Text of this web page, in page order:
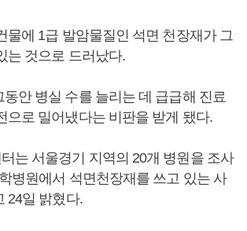
물에 1급 발암물질인 석면 천장재가 그
는 것으로 드러났다.
안 병실 수를 늘리는 데 급급해 진료
으로 밀어냈다는 비판을 받게 됐다.
는 서울경기 지역의 20개 병원을 조사
병원에서 석면천장재를 쓰고 있는 사
24일 밝혔다.